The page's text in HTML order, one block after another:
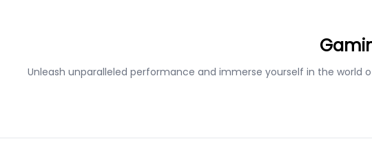
Unleash unparalleled performance and immerse yourself in the